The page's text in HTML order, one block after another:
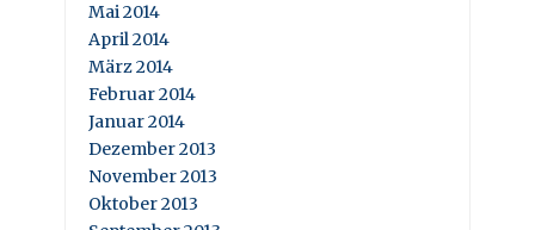
Mai 2014
April 2014
März 2014
Februar 2014
Januar 2014
Dezember 2013
November 2013
Oktober 2013